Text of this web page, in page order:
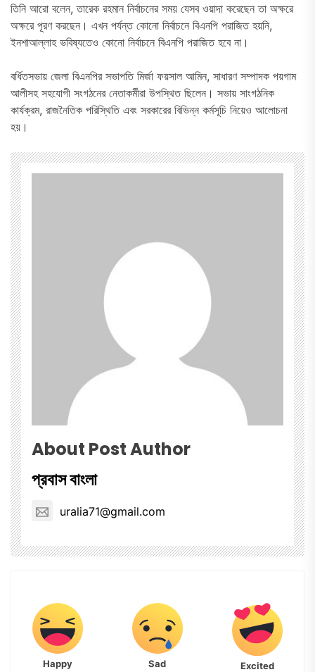
তিনি আরো বলেন, তারেক রহমান নির্বাচনের সময় যেসব ওয়াদা করেছেন তা অক্ষরে
অক্ষরে পূরণ করছেন। এখন পর্যন্ত কোনো নির্বাচনে বিএনপি পরাজিত হয়নি,
ইনশাআল্লাহ ভবিষ্যতেও কোনো নির্বাচনে বিএনপি পরাজিত হবে না।
বর্ধিতসভায় জেলা বিএনপির সভাপতি মির্জা ফয়সাল আমিন, সাধারণ সম্পাদক পয়গাম
আলীসহ সহযোগী সংগঠনের নেতাকর্মীরা উপস্থিত ছিলেন। সভায় সাংগঠনিক
কার্যক্রম, রাজনৈতিক পরিস্থিতি এবং সরকারের বিভিন্ন কর্মসূচি নিয়েও আলোচনা
হয়।
About Post Author
প্রবাস বাংলা
uralia71@gmail.com
Happy Sad Excited